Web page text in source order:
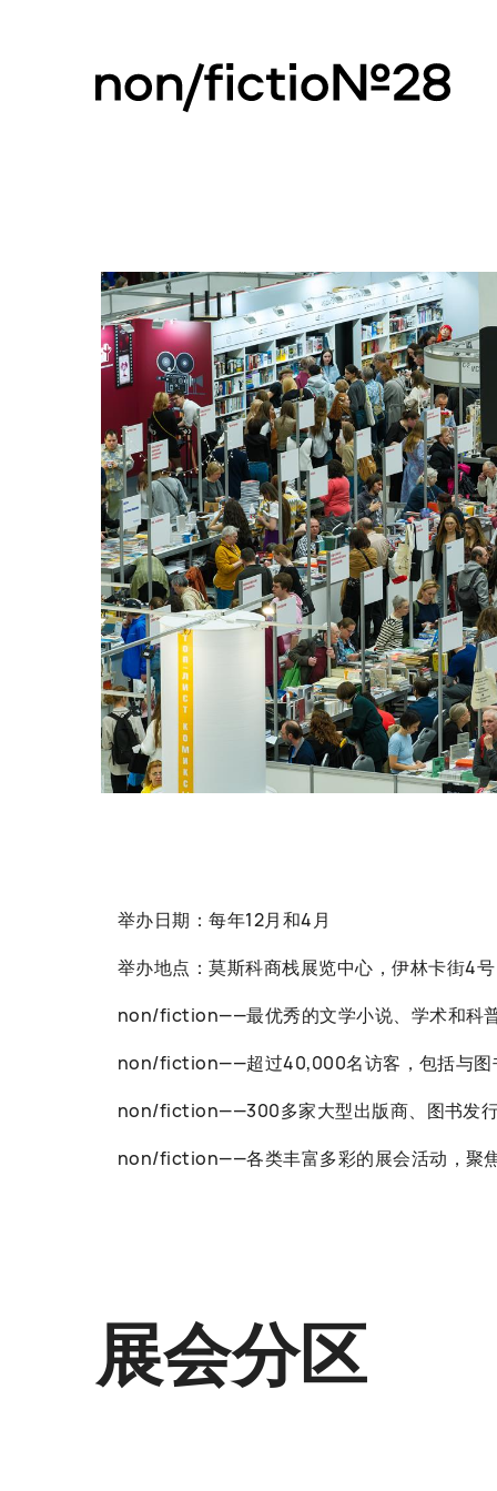
举办日期：每年12月和4月
举办地点：莫斯科商栈展览中心，伊林卡街4号
non/fiction——最优秀的文学小说、学术和科
non/fiction——超过40,000名访客，包括与图
non/fiction——300多家大型出版商、图书发
non/fiction——各类丰富多彩的展会活动，聚
展会分区